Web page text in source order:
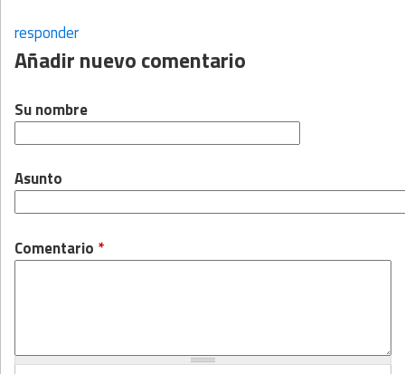
responder
Añadir nuevo comentario
Su nombre
Asunto
Comentario *